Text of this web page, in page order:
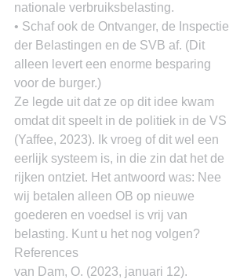
nationale verbruiksbelasting.
• Schaf ook de Ontvanger, de Inspectie
der Belastingen en de SVB af. (Dit
alleen levert een enorme besparing
voor de burger.)
Ze legde uit dat ze op dit idee kwam
omdat dit speelt in de politiek in de VS
(Yaffee, 2023). Ik vroeg of dit wel een
eerlijk systeem is, in die zin dat het de
rijken ontziet. Het antwoord was: Nee
wij betalen alleen OB op nieuwe
goederen en voedsel is vrij van
belasting. Kunt u het nog volgen?
References
van Dam, O. (2023, januari 12).